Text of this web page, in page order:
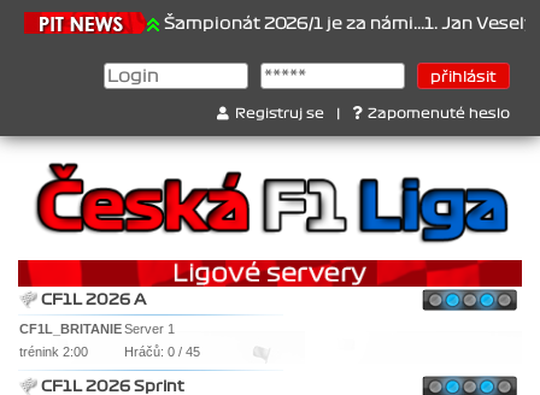
Šampionát 2026/1 je za námi...1. Jan Veselý , 2. Jan
Registruj se Zapomenuté heslo
CF1L 2026 A
CF1L_BRITANIEServer 1
trénink 2:00
Hráčů: 0 / 45
CF1L 2026 Sprint